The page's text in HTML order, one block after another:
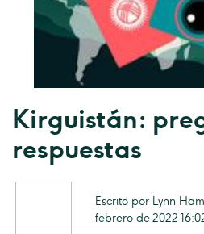
Kirguistán:
respuestas
Escrito por Lynn
febrero de 2022